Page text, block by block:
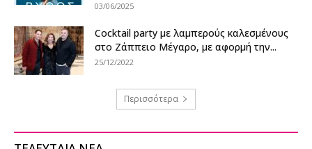
03/06/2025
Cocktail party με λαμπερούς καλεσμένους
στο Ζάππειο Μέγαρο, με αφορμή την...
25/12/2022
Περισσότερα